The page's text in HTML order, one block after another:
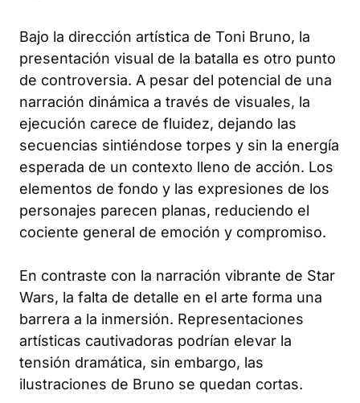
Bajo la dirección artística de Toni Bruno, la
presentación visual de la batalla es otro punto
de controversia. A pesar del potencial de una
narración dinámica a través de visuales, la
ejecución carece de fluidez, dejando las
secuencias sintiéndose torpes y sin la energía
esperada de un contexto lleno de acción. Los
elementos de fondo y las expresiones de los
personajes parecen planas, reduciendo el
cociente general de emoción y compromiso.
En contraste con la narración vibrante de Star
Wars, la falta de detalle en el arte forma una
barrera a la inmersión. Representaciones
artísticas cautivadoras podrían elevar la
tensión dramática, sin embargo, las
ilustraciones de Bruno se quedan cortas.